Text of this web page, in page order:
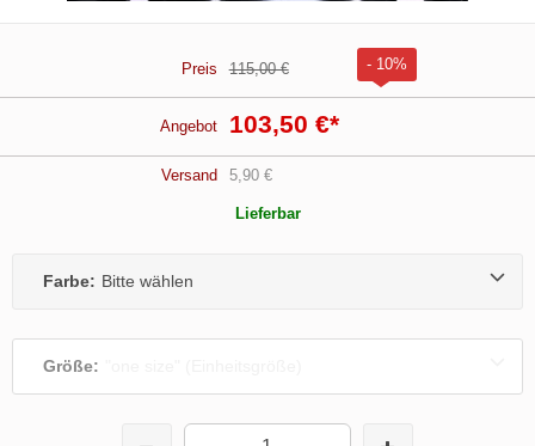
Preis 115,00 € - 10%
Angebot 103,50 €*
Versand 5,90 €
Lieferbar
Farbe: Bitte wählen
Größe: